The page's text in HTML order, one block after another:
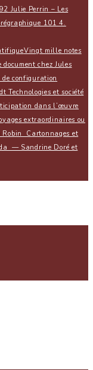
Julie Perrin – Les
101 4.
Vingt mille notes
chez Jules
configuration
Technologies et société
dans l’œuvre
extraordinaires ou
Cartonnages et
— Sandrine Doré et